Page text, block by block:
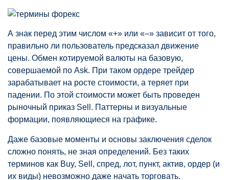
А знак перед этим числом «+» или «–» зависит от того,
правильно ли пользователь предсказал движение
цены. Обмен котируемой валюты на базовую,
совершаемой по Ask. При таком ордере трейдер
зарабатывает на росте стоимости, а теряет при
падении. По этой стоимости может быть проведен
рыночный приказ Sell. Паттерны и визуальные
формации, появляющиеся на графике.
Даже базовые моменты и основы заключения сделок
сложно понять, не зная определений. Без таких
терминов как Buy, Sell, спред, лот, пункт, актив, ордер (и
их виды) невозможно даже начать торговать.